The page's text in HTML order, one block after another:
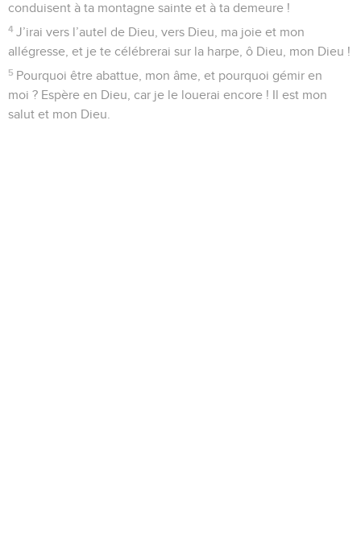
conduisent à ta montagne sainte et à ta demeure !
4 J’irai vers l’autel de Dieu, vers Dieu, ma joie et mon
allégresse, et je te célébrerai sur la harpe, ô Dieu, mon Dieu !
5 Pourquoi être abattue, mon âme, et pourquoi gémir en
moi ? Espère en Dieu, car je le louerai encore ! Il est mon
salut et mon Dieu.